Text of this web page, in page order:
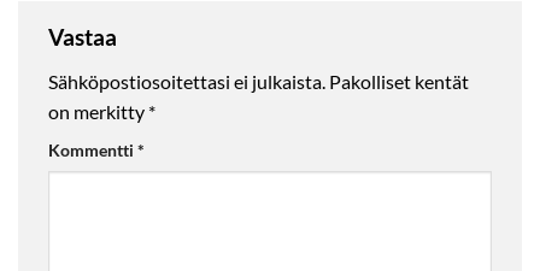
Vastaa
Sähköpostiosoitettasi ei julkaista. Pakolliset kentät
on merkitty *
Kommentti *